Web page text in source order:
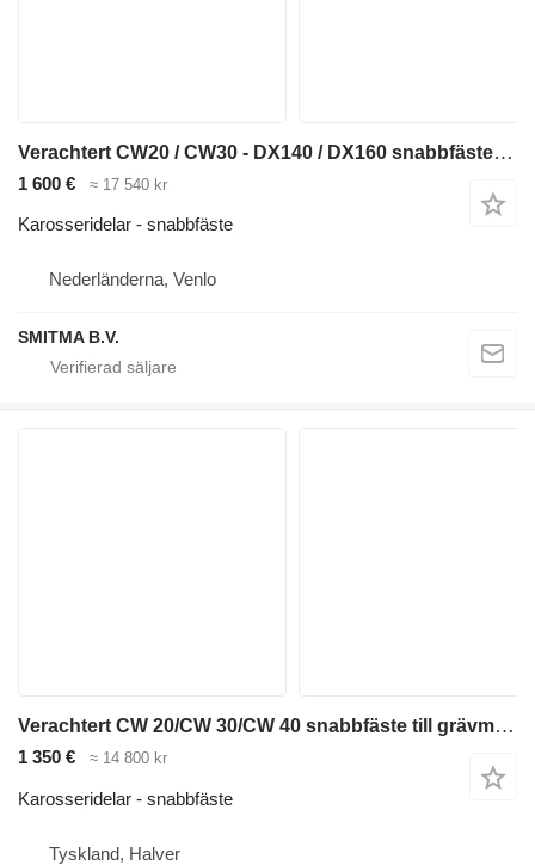
Verachtert CW20 / CW30 - DX140 / DX160 snabbfäste till entreprenadmaskiner
1 600 € ≈ 17 540 kr
Karosseridelar - snabbfäste
Nederländerna, Venlo
SMITMA B.V.
Verachtert CW 20/CW 30/CW 40 snabbfäste till grävmaskin
1 350 € ≈ 14 800 kr
Karosseridelar - snabbfäste
Tyskland, Halver